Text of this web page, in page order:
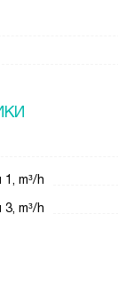
m³/h
m³/h